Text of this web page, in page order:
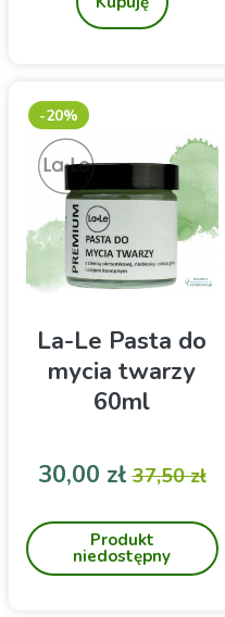
La-Le Pasta do
mycia twarzy
60ml
ziemią okrzemkową,
niebieską i zieloną glinką
oraz olejem konopnym do
Cena
30,00 złCena
37,50 zł
Produkt
niedostępny
-20%